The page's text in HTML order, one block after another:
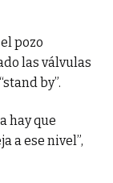
pozo
las válvulas
by”.
hay que
a ese nivel”,